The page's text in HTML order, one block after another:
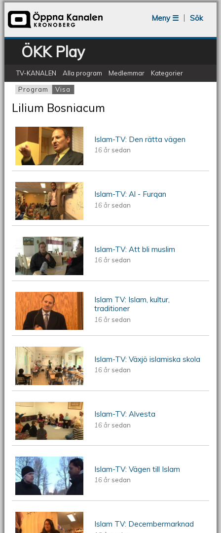
Meny ☰
Sök
ÖKK Play
TV-KANALEN Alla program Medlemmar Kategorier
Primära flikar
Program Visa
Lilium Bosniacum
ÖKV Play - Islam-TV: Den rätta vägen
Islam-TV: Den rätta vägen
16 år sedan
ÖKV Play - Islam-TV: Al - Furqan
Islam-TV: Al - Furqan
16 år sedan
ÖKV Play - Islam-TV: Att bli muslim
Islam-TV: Att bli muslim
16 år sedan
ÖKV Play - Islam TV: Islam, kultur,
traditioner
Islam TV: Islam, kultur,
traditioner
16 år sedan
ÖKV Play - Islam-TV: Växjö islamiska
skola
Islam-TV: Växjö islamiska skola
16 år sedan
ÖKV Play - Islam-TV: Alvesta
Islam-TV: Alvesta
16 år sedan
ÖKV Play - Islam-TV: Vägen till Islam
Islam-TV: Vägen till Islam
16 år sedan
ÖKV Play - Islam TV:Islam TV: Decembermarknad